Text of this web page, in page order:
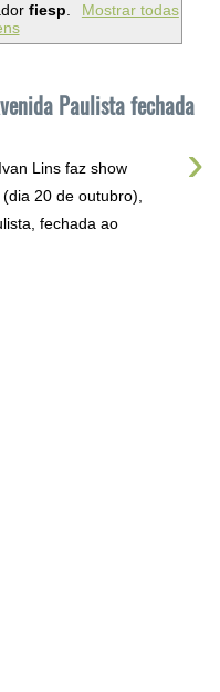
fiesp.
Mostrar todas
Paulista fechada
›
Lins faz show
20 de outubro),
fechada ao